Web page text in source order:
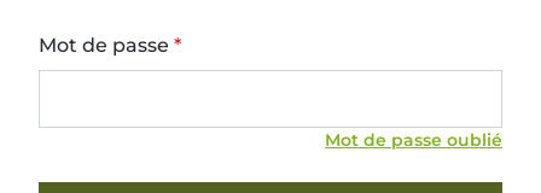
Mot de passe
Mot de passe oublié